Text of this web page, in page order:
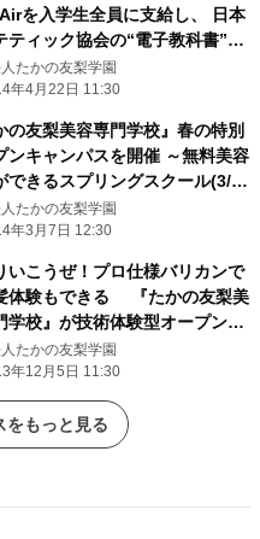
を入学生全員に支給し、 日本
ティック協会の“電子教科書”を
して導入
たかの友梨学園
年4月22日 11:30
の友梨美容専門学校』春の特別
ンキャンパスを開催 ～無料美容
できるスプリングスクール(3/28
土)～
たかの友梨学園
年3月7日 12:30
いこうぜ！プロ仕様バリカンで
体験もできる 『たかの友梨美
学校』が技術体験型オープンキ
スを開催
たかの友梨学園
年12月5日 11:30
をもっと見る